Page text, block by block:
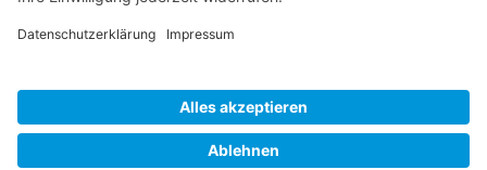
E-Mail: vorstand@bienenzuchtverein-sulzbach-
Copyright © Bienenzuchtverein